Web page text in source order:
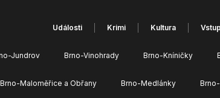
Události Krimi Kultura
Jundrov Brno-Vinohrady Brno-Kníničky
Brno-Maloměřice a Obřany Brno-Medlánky